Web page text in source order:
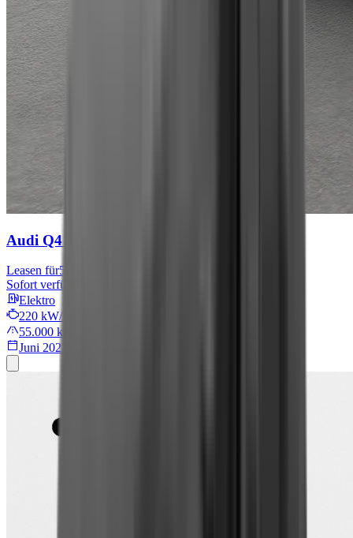
Audi Q4 e-tron
Leasen für567 € mtl.
Sofort verfügbar
Elektro
220 kW/299 PS
55.000 km
Juni 2022